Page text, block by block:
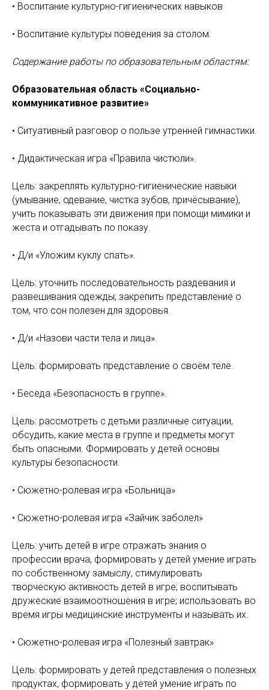
• Воспитание культурно-гигиенических навыков
• Воспитание культуры поведения за столом.
Содержание работы по образовательным областям:
Образовательная область «Социально-
коммуникативное развитие»
• Ситуативный разговор о пользе утренней гимнастики.
• Дидактическая игра «Правила чистюли».
Цель: закреплять культурно-гигиенические навыки
(умывание, одевание, чистка зубов, причёсывание),
учить показывать эти движения при помощи мимики и
жеста и отгадывать по показу.
• Д/и «Уложим куклу спать».
Цель: уточнить последовательность раздевания и
развешивания одежды; закрепить представление о
том, что сон полезен для здоровья.
• Д/и «Назови части тела и лица».
Цель: формировать представление о своём теле.
• Беседа «Безопасность в группе».
Цель: рассмотреть с детьми различные ситуации,
обсудить, какие места в группе и предметы могут
быть опасными. Формировать у детей основы
культуры безопасности.
• Сюжетно-ролевая игра «Больница»
• Сюжетно-ролевая игра «Зайчик заболел»
Цель: учить детей в игре отражать знания о
профессии врача, формировать у детей умение играть
по собственному замыслу, стимулировать
творческую активность детей в игре; воспитывать
дружеские взаимоотношения в игре; использовать во
время игры медицинские инструменты и называть их.
• Сюжетно-ролевая игра «Полезный завтрак»
Цель: формировать у детей представления о полезных
продуктах, формировать у детей умение играть по